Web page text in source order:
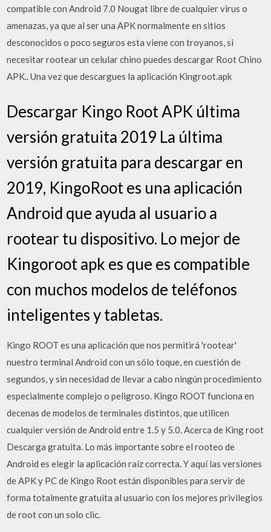
compatible con Android 7.0 Nougat libre de cualquier virus o
amenazas, ya que al ser una APK normalmente en sitios
desconocidos o poco seguros esta viene con troyanos, si
necesitar rootear un celular chino puedes descargar Root Chino
APK.. Una vez que descargues la aplicación Kingroot.apk
Descargar Kingo Root APK última
versión gratuita 2019 La última
versión gratuita para descargar en
2019, KingoRoot es una aplicación
Android que ayuda al usuario a
rootear tu dispositivo. Lo mejor de
Kingoroot apk es que es compatible
con muchos modelos de teléfonos
inteligentes y tabletas.
Kingo ROOT es una aplicación que nos permitirá 'rootear'
nuestro terminal Android con un sólo toque, en cuestión de
segundos, y sin necesidad de llevar a cabo ningún procedimiento
especialmente complejo o peligroso. Kingo ROOT funciona en
decenas de modelos de terminales distintos, que utilicen
cualquier versión de Android entre 1.5 y 5.0. Acerca de King root
Descarga gratuita. Lo más importante sobre el rooteo de
Android es elegir la aplicación raíz correcta. Y aquí las versiones
de APK y PC de Kingo Root están disponibles para servir de
forma totalmente gratuita al usuario con los mejores privilegios
de root con un solo clic.